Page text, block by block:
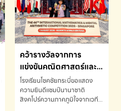
คว้ารางวัลจากการ
แข่งขันคณิตศาสตร์และ
คณิตคิดเร็วนานาชาติ
ครั้งที่ 46 ประจำปี 2569
ณ ประเทศสิงคโปร์
โรงเรียนโชคชัยกระบี่ขอแสดง
ความยินดีแชมป์นานาชาติ
สิงคโปร์ความภาคภูมิใจจากเวที